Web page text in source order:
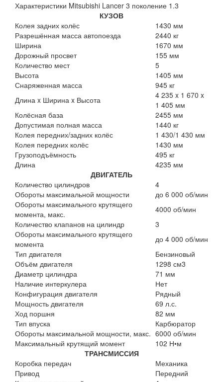
Характеристики Mitsubishi Lancer 3 поколение 1.3
КУЗОВ
Колея задних колёс
1430 мм
Разрешённая масса автопоезда
2440 кг
Ширина
1670 мм
Дорожный просвет
155 мм
Количество мест
5
Высота
1405 мм
Снаряженная масса
945 кг
Длина x Ширина x Высота
4 235 x 1 670 x
1 405 мм
Колёсная база
2455 мм
Допустимая полная масса
1440 кг
Колея передних/задних колёс
1 430/1 430 мм
Колея передних колёс
1430 мм
Грузоподъёмность
495 кг
Длина
4235 мм
ДВИГАТЕЛЬ
Количество цилиндров
4
Обороты максимальной мощности
до 6 000 об/мин
Обороты максимального крутящего
момента, макс.
4000 об/мин
Количество клапанов на цилиндр
3
Обороты максимального крутящего
момента
до 4 000 об/мин
Тип двигателя
Бензиновый
Объём двигателя
1298 см3
Диаметр цилиндра
71 мм
Наличие интеркулера
Нет
Конфигурация двигателя
Рядный
Мощность двигателя
69 л.с.
Ход поршня
82 мм
Тип впуска
Карбюратор
Обороты максимальной мощности, макс. 6000 об/мин
Максимальный крутящий момент
102 Н•м
ТРАНСМИССИЯ
Коробка передач
Механика
Привод
Передний